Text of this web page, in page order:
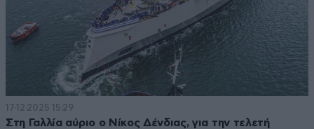
17·12·2025 15:29
Στη Γαλλία αύριο ο Νίκος Δένδιας, για την τελετή